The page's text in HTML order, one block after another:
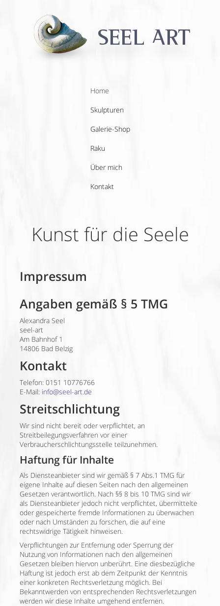
Home
Skulpturen
Galerie-Shop
Raku
Über mich
Kontakt
Kunst für die Seele
Impressum
Angaben gemäß § 5 TMG
Alexandra Seel
seel-art
Am Bahnhof 1
14806 Bad Belzig
Kontakt
Telefon: 0151 10776766
E-Mail: info@seel-art.de
Streitschlichtung
Wir sind nicht bereit oder verpflichtet, an
Streitbeilegungsverfahren vor einer
Verbraucherschlichtungsstelle teilzunehmen.
Haftung für Inhalte
Als Diensteanbieter sind wir gemäß § 7 Abs.1 TMG für
eigene Inhalte auf diesen Seiten nach den allgemeinen
Gesetzen verantwortlich. Nach §§ 8 bis 10 TMG sind wir
als Diensteanbieter jedoch nicht verpflichtet, übermittelte
oder gespeicherte fremde Informationen zu überwachen
oder nach Umständen zu forschen, die auf eine
rechtswidrige Tätigkeit hinweisen.
Verpflichtungen zur Entfernung oder Sperrung der
Nutzung von Informationen nach den allgemeinen
Gesetzen bleiben hiervon unberührt. Eine diesbezügliche
Haftung ist jedoch erst ab dem Zeitpunkt der Kenntnis
einer konkreten Rechtsverletzung möglich. Bei
Bekanntwerden von entsprechenden Rechtsverletzungen
werden wir diese Inhalte umgehend entfernen.